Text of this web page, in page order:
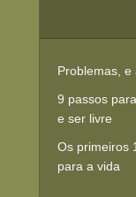
Problemas, e
9 passos
e ser livre
Os primeiros
para a vida